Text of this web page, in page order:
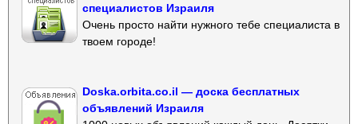
специалистов Израиля
Очень просто найти нужного тебе специалиста в
твоем городе!
Doska.orbita.co.il — доска бесплатных
объявлений Израиля